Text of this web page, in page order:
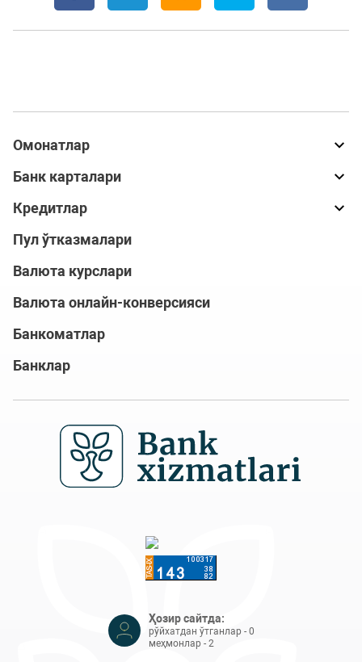
Омонатлар
Банк карталари
Кредитлар
Пул ўтказмалари
Валюта курслари
Валюта онлайн-конверсияси
Банкоматлар
Банклар
Ҳозир сайтда:
рўйхатдан ўтганлар - 0
меҳмонлар - 2